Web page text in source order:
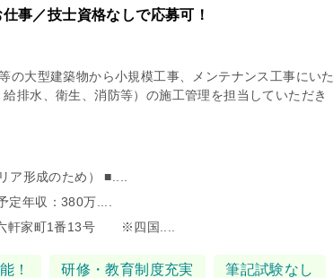
事／技士資格なしで応募可！
の大型建築物から小規模工事、メンテナンス工事にいた
排水、衛生、消防等）の施工管理を担当していただき
ア形成のため） ■....
年収：380万....
軒家町1番13号 ※四国....
！ 研修・教育制度充実 筆記試験なし